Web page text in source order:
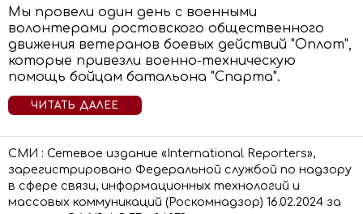
Мы провели один день с военными
волонтерами ростовского общественного
движения ветеранов боевых действий "Оплот",
которые привезли военно-техническую
помощь бойцам батальона "Спарта".
ЧИТАТЬ ДАЛЕЕ
СМИ : Сетевое издание «International Reporters»,
зарегистрировано Федеральной службой по надзору
в сфере связи, информационных технологий и
массовых коммуникаций (Роскомнадзор) 16.02.2024 за